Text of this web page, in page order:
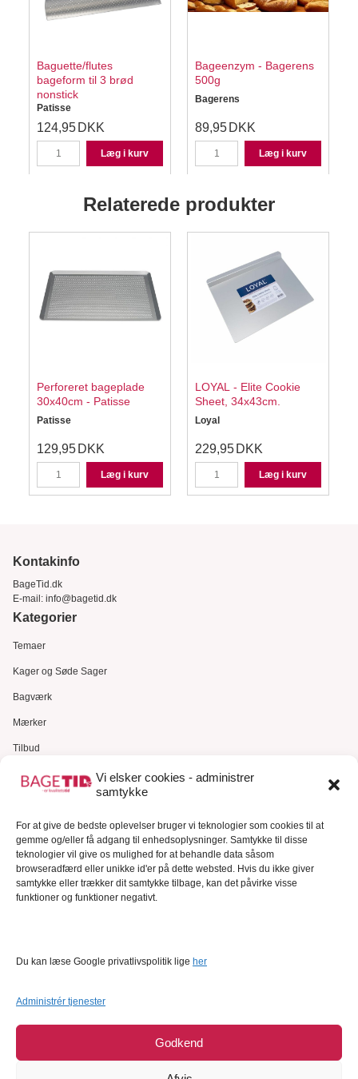
Vi elsker cookies - administrer
samtykke
For at give de bedste oplevelser bruger vi teknologier som cookies til at
gemme og/eller få adgang til enhedsoplysninger. Samtykke til disse
teknologier vil give os mulighed for at behandle data såsom
browseradfærd eller unikke id'er på dette websted. Hvis du ikke giver
samtykke eller trækker dit samtykke tilbage, kan det påvirke visse
funktioner og funktioner negativt.
Du kan læse Google privatlivspolitik lige her
Administrér tjenester
Godkend
Baguette/flutes
bageform til 3 brød
nonstick
Patisse
124,95 DKK
Læg i kurv
Bageenzym - Bagerens
500g
Bagerens
89,95 DKK
Læg i kurv
Relaterede produkter
Perforeret bageplade
30x40cm - Patisse
Patisse
129,95 DKK
Læg i kurv
LOYAL - Elite Cookie
Sheet, 34x43cm.
Loyal
229,95 DKK
Læg i kurv
Kontakinfo
BageTid.dk
E-mail: info@bagetid.dk
Kategorier
Temaer
Kager og Søde Sager
Bagværk
Mærker
Tilbud
Gavekort
Kundeservice
Kundeservice
FAQ – Ofte stillede spørgsmål
Om Bagetid.dk
Se Fødevarestyrelsens smiley-rapporter